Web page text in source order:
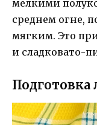
мелкими
среднем огне,
мягким. Это
и сладковато-
Подготовка